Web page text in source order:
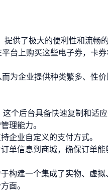
供了极大的便利性和流畅的
上购买这些电子券，卡券
为企业提供种类繁多、性
个后台具备快速复制和适
理能力。
企业自定义的支付方式。
单信息到商城，确保订单能
构建一个集成了实物、虚
面。